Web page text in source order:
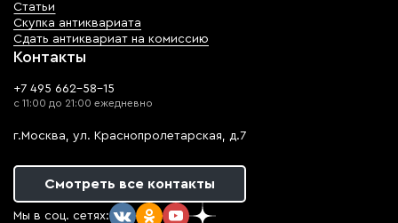
Статьи
Скупка антиквариата
Сдать антиквариат на комиссию
Контакты
+7 495 662-58-15
с 11:00 до 21:00 ежедневно
г.Москва, ул. Краснопролетарская, д.7
Смотреть все контакты
Мы в соц. сетях: